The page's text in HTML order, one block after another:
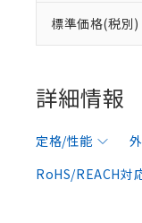
標準価格(税別)
詳細情報
定格/性能
RoHS/REACH対